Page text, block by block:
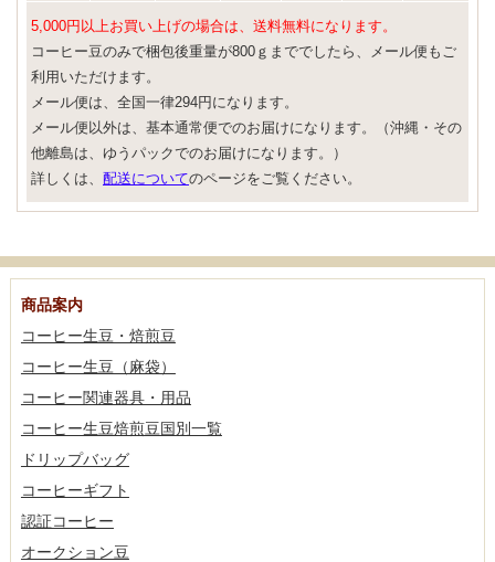
5,000円以上お買い上げの場合は、送料無料になります。
コーヒー豆のみで梱包後重量が800ｇまででしたら、メール便もご
利用いただけます。
メール便は、全国一律294円になります。
メール便以外は、基本通常便でのお届けになります。（沖縄・その
他離島は、ゆうパックでのお届けになります。）
詳しくは、 配送についてのページをご覧ください。
商品案内
コーヒー生豆・焙煎豆
コーヒー生豆（麻袋）
コーヒー関連器具・用品
コーヒー生豆焙煎豆国別一覧
ドリップバッグ
コーヒーギフト
認証コーヒー
オークション豆